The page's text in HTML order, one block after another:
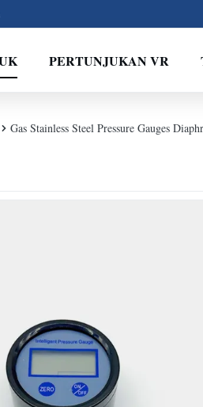
PERTUNJUKAN VR
Gas Stainless Steel Pressure Gauges